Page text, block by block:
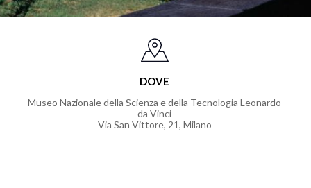
DOVE
Museo Nazionale della Scienza e della Tecnologia Leonardo
da Vinci
Via San Vittore, 21, Milano